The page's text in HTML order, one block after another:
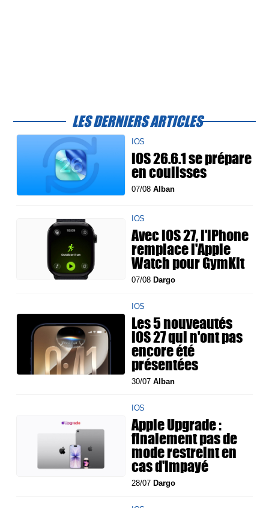
LES DERNIERS ARTICLES
IOS
iOS 26.6.1 se prépare
en coulisses
07/08Alban
IOS
Avec iOS 27, l'iPhone
remplace l'Apple
Watch pour GymKit
07/08 Dargo
IOS
Les 5 nouveautés
iOS 27 qui n'ont pas
encore été
présentées
30/07Alban
IOS
Apple Upgrade :
finalement pas de
mode restreint en
cas d'impayé
28/07 Dargo